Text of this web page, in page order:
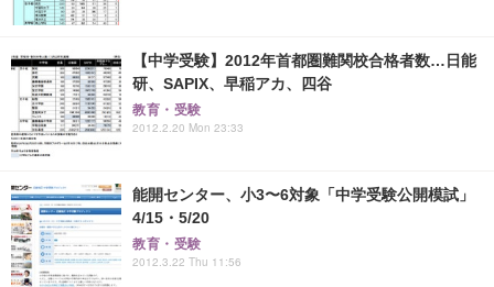
【中学受験】2012年首都圏難関校合格者数…日能
研、SAPIX、早稲アカ、四谷
教育・受験
2012.2.20 Mon 23:33
能開センター、小3〜6対象「中学受験公開模試」
4/15・5/20
教育・受験
2012.3.22 Thu 11:56